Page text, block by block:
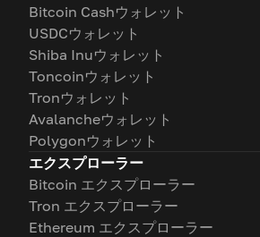
Bitcoin Cashウォレット
USDCウォレット
Shiba Inuウォレット
Toncoinウォレット
Tronウォレット
Avalancheウォレット
Polygonウォレット
エクスプローラー
Bitcoin エクスプローラー
Tron エクスプローラー
Ethereum エクスプローラー